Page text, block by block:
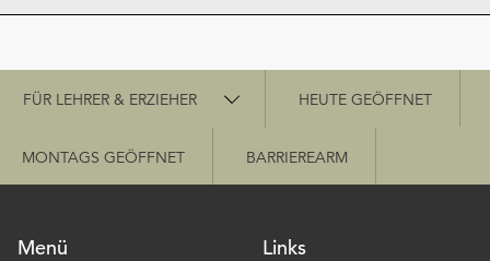
Schnellzugriff
FÜR LEHRER & ERZIEHER HEUTE GEÖFFNET
MONTAGS GEÖFFNET BARRIEREARM
Menü
Links